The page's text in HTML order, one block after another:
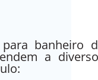
banheiro
a